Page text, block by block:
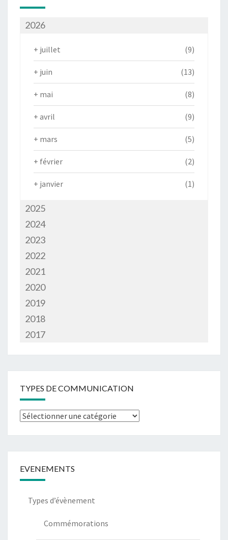
2026
+ juillet (9)
+ juin (13)
+ mai (8)
+ avril (9)
+ mars (5)
+ février (2)
+ janvier (1)
2025
2024
2023
2022
2021
2020
2019
2018
2017
TYPES DE COMMUNICATION
Types
EVENEMENTS
Types d’évènement
Commémorations